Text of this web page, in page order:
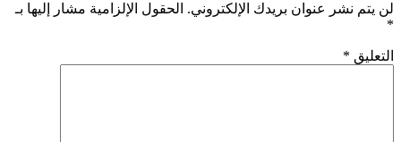
لن يتم نشر عنوان بريدك الإلكتروني. الحقول الإلزامية مشار إليها بـ
*
التعليق *